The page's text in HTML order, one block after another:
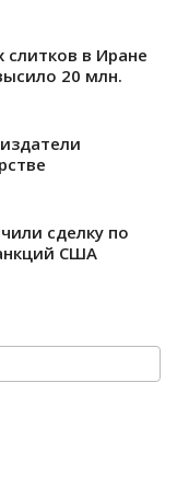
слитков в Иране
20 млн.
сделку по
США